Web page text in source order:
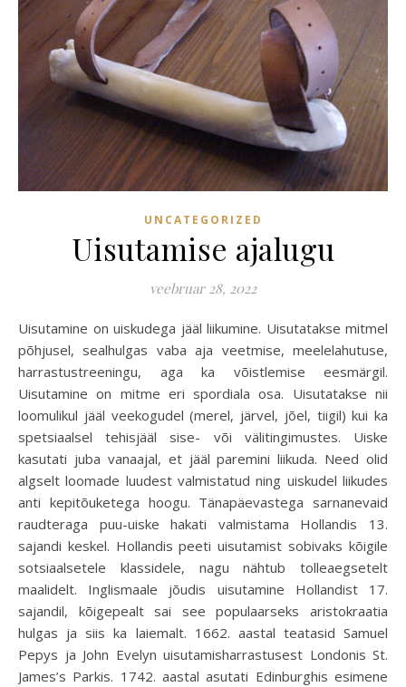
UNCATEGORIZED
Uisutamise ajalugu
veebruar 28, 2022
Uisutamine on uiskudega jääl liikumine. Uisutatakse mitmel
põhjusel, sealhulgas vaba aja veetmise, meelelahutuse,
harrastustreeningu, aga ka võistlemise eesmärgil.
Uisutamine on mitme eri spordiala osa. Uisutatakse nii
loomulikul jääl veekogudel (merel, järvel, jõel, tiigil) kui ka
spetsiaalsel tehisjääl sise- või välitingimustes. Uiske
kasutati juba vanaajal, et jääl paremini liikuda. Need olid
algselt loomade luudest valmistatud ning uiskudel liikudes
anti kepitõuketega hoogu. Tänapäevastega sarnanevaid
raudteraga puu-uiske hakati valmistama Hollandis 13.
sajandi keskel. Hollandis peeti uisutamist sobivaks kõigile
sotsiaalsetele klassidele, nagu nähtub tolleaegsetelt
maalidelt. Inglismaale jõudis uisutamine Hollandist 17.
sajandil, kõigepealt sai see populaarseks aristokraatia
hulgas ja siis ka laiemalt. 1662. aastal teatasid Samuel
Pepys ja John Evelyn uisutamisharrastusest Londonis St.
James’s Parkis. 1742. aastal asutati Edinburghis esimene